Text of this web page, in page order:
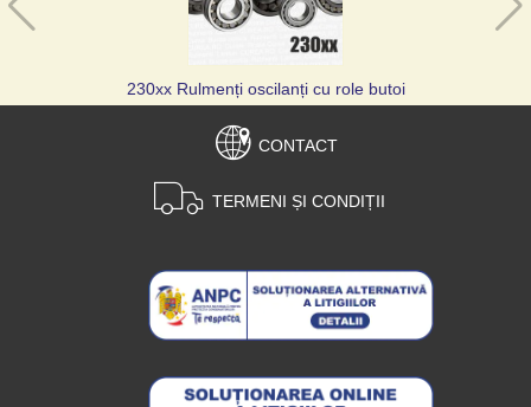
230xx Rulmenți oscilanți cu role butoi
CONTACT
TERMENI ȘI CONDIȚII